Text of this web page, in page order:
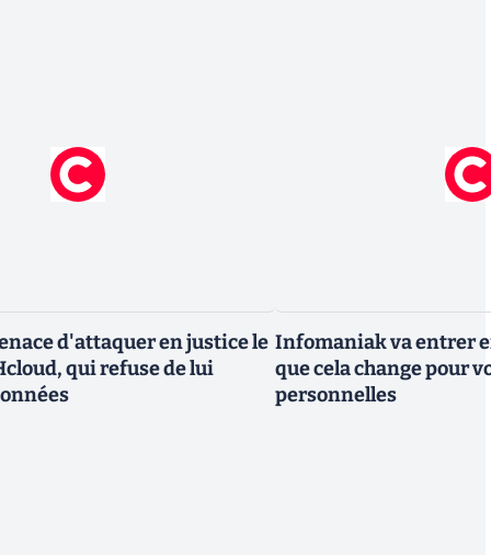
d'attaquer en justice le
qui refuse de lui
Infomaniak va entrer
que cela change pour
personnelles